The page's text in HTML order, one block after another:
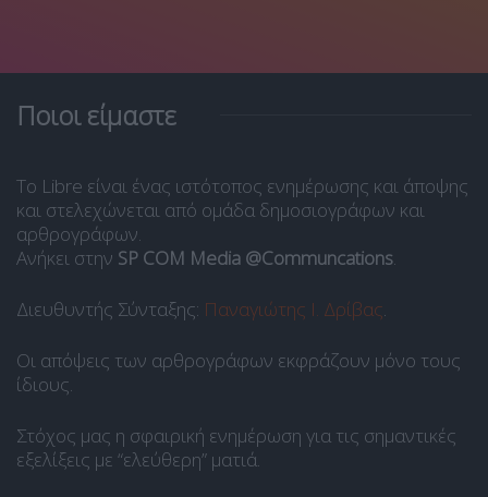
Ποιοι είμαστε
Το Libre είναι ένας ιστότοπος ενημέρωσης και άποψης
και στελεχώνεται από ομάδα δημοσιογράφων και
αρθρογράφων.
Ανήκει στην SP COM Media @Communcations.
Διευθυντής Σύνταξης: Παναγιώτης Ι. Δρίβας.
Οι απόψεις των αρθρογράφων εκφράζουν μόνο τους
ίδιους.
Στόχος μας η σφαιρική ενημέρωση για τις σημαντικές
εξελίξεις με “ελεύθερη” ματιά.